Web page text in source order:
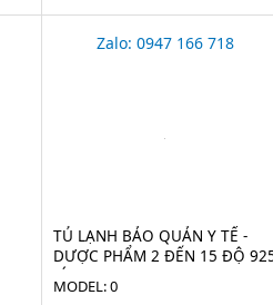
Zalo: 0947 166 718
TỦ LẠNH BẢO QUẢN Y TẾ -
DƯỢC PHẨM 2 ĐẾN 15 ĐỘ
LÍT LR 925 (ADVANCED)
MODEL: 0